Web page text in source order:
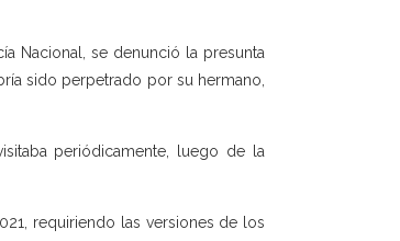
Nacional, se denunció la presunta
sido perpetrado por su hermano,
periódicamente, luego de la
requiriendo las versiones de los